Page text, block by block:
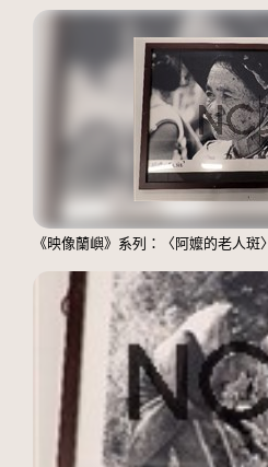
《映像蘭嶼》系列：〈阿嬤的老人斑〉